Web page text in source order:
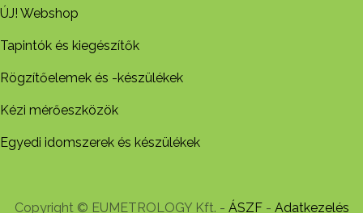
ÚJ! Webshop
Tapintók és kiegészítők
Rögzítőelemek és -készül​ékek
Kézi mérőeszközök
Egyedi idomszerek és készülékek
Copyright © EUMETROLOGY Kft. - ÁSZF- Adatkezelés